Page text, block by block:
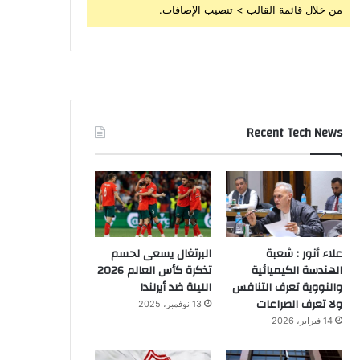
من خلال قائمة القالب > تنصيب الإضافات.
Recent Tech News
علاء أنور : شعبة
الهندسة الكيميائية
والنووية تعرف التنافس
ولا تعرف الصراعات
14 فبراير، 2026
البرتغال يسعى لحسم
تذكرة كأس العالم 2026
الليلة ضد أيرلندا
13 نوفمبر، 2025